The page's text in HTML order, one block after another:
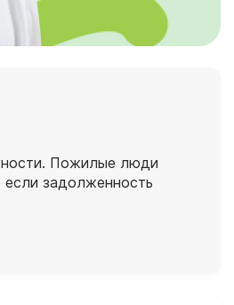
Пожилые люди
задолженность